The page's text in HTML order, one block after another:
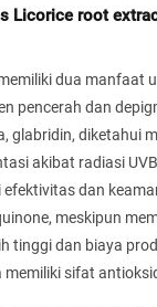
Licorice root
dua manfaat
pencerah dan
glabridin, diketahui
akibat radiasi
dan
meskipun
tinggi dan biaya
memiliki sifat